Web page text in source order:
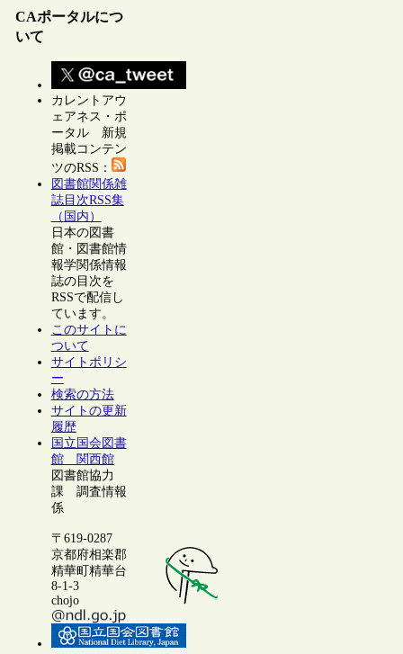
CAポータルにつ
いて
カレントアウ
ェアネス・ポ
ータル 新規
掲載コンテン
ツのRSS：
図書館関係雑
誌目次RSS集
（国内）
日本の図書
館・図書館情
報学関係情報
誌の目次を
RSSで配信し
ています。
このサイトに
ついて
サイトポリシ
ー
検索の方法
サイトの更新
履歴
国立国会図書
館 関西館
図書館協力
課 調査情報
係
〒619-0287
京都府相楽郡
精華町精華台
8-1-3
chojo